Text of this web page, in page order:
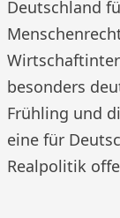
Deutschland
besonders
Frühling und
eine für
Realpolitik